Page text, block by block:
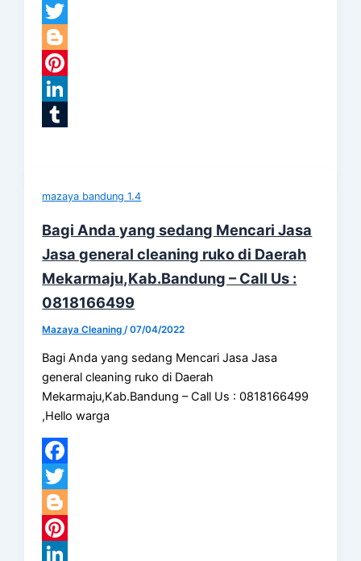
Facebook
Twitter
Blogger
Pinterest
LinkedIn
mazaya bandung 1.4
Bagi Anda yang sedang Mencari Jasa
Jasa general cleaning ruko di Daerah
Mekarmaju,Kab.Bandung – Call Us :
0818166499
Mazaya Cleaning /07/04/2022
Bagi Anda yang sedang Mencari Jasa Jasa
general cleaning ruko di Daerah
Mekarmaju,Kab.Bandung – Call Us : 0818166499
,Hello warga
Facebook
Twitter
Blogger
Pinterest